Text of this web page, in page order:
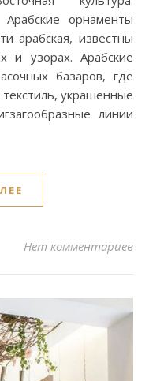
орнаменты
арабская, известны
и узорах. Арабские
базаров, где
украшенные
линии
Нет комментариев